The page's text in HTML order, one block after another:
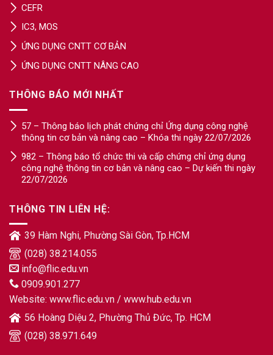
ỨNG DỤNG CNTT CƠ BẢN
ỨNG DỤNG CNTT NÂNG CAO
IC3, MOS
CEFR
THÔNG BÁO MỚI NHẤT
57 – Thông báo lịch phát chứng chỉ Ứng dụng công nghệ
thông tin cơ bản và nâng cao – Khóa thi ngày 22/07/2026
982 – Thông báo tổ chức thi và cấp chứng chỉ ứng dụng
công nghệ thông tin cơ bản và nâng cao – Dự kiến thi ngày
22/07/2026
THÔNG TIN LIÊN HỆ:
39 Hàm Nghi, Phường Sài Gòn, Tp.HCM
(028) 38.214.055
info@flic.edu.vn
0909.901.277
Website: www.flic.edu.vn / www.hub.edu.vn
56 Hoàng Diệu 2, Phường Thủ Đức, Tp. HCM
(028) 38.971.649